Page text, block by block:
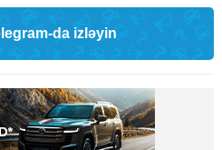
da izləyin